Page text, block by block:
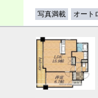
写真満載 オート